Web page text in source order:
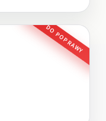
DO POPRAWY